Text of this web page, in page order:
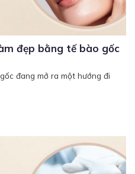
đẹp bằng tế bào gốc
đang mở ra một hướng đi